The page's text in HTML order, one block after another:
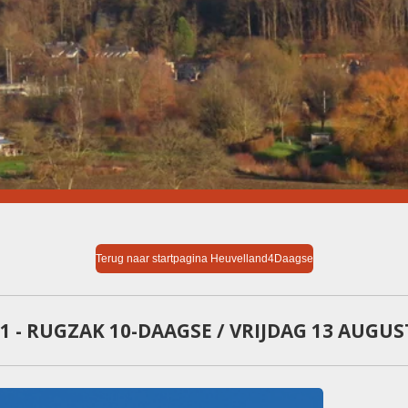
Terug naar startpagina Heuvelland4Daagse
- RUGZAK 10-DAAGSE / VRIJDAG 13